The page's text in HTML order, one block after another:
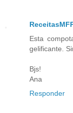
Esta
gelificante.
Bjs!
Ana
Responder